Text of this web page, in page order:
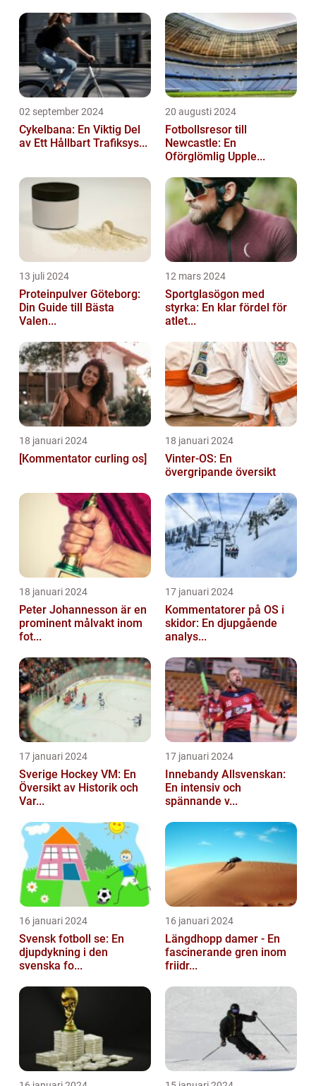
02 september 2024
Cykelbana: En Viktig Del
av Ett Hållbart Trafiksys...
20 augusti 2024
Fotbollsresor till
Newcastle: En
Oförglömlig Upple...
13 juli 2024
Proteinpulver Göteborg:
Din Guide till Bästa
Valen...
12 mars 2024
Sportglasögon med
styrka: En klar fördel för
atlet...
18 januari 2024
[Kommentator curling os]
18 januari 2024
Vinter-OS: En
övergripande översikt
18 januari 2024
Peter Johannesson är en
prominent målvakt inom
fot...
17 januari 2024
Kommentatorer på OS i
skidor: En djupgående
analys...
17 januari 2024
Sverige Hockey VM: En
Översikt av Historik och
Var...
17 januari 2024
Innebandy Allsvenskan:
En intensiv och
spännande v...
16 januari 2024
Svensk fotboll se: En
djupdykning i den
svenska fo...
16 januari 2024
Längdhopp damer - En
fascinerande gren inom
friidr...